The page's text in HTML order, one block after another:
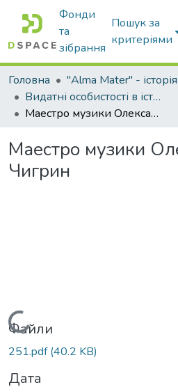
Фонди
та
зібрання
Пошук за
критеріями
Головна
Видатні особистості в історії Університету
Маестро музики Олександр Чигрин
Маестро музики
Чигрин
Вантажиться...
Файли
251.pdf(40.2 KB)
Дата